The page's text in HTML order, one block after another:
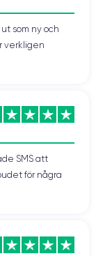
som ny och
verkligen
SMS att
för några